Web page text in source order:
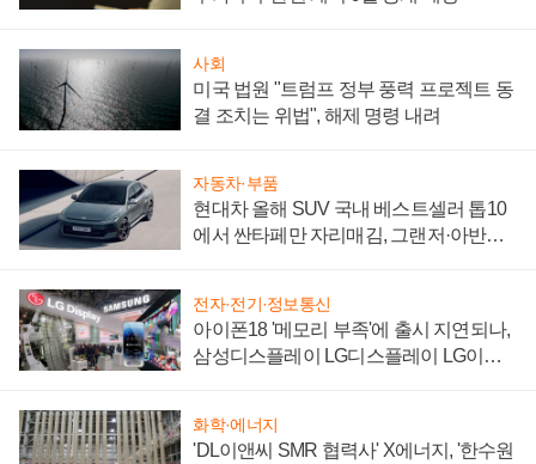
사회
미국 법원 "트럼프 정부 풍력 프로젝트 동
결 조치는 위법", 해제 명령 내려
자동차·부품
현대차 올해 SUV 국내 베스트셀러 톱10
에서 싼타페만 자리매김, 그랜저·아반떼
전자·전기·정보통신
아이폰18 '메모리 부족'에 출시 지연되나,
삼성디스플레이 LG디스플레이 LG이노
화학·에너지
'DL이앤씨 SMR 협력사' X에너지, '한수원